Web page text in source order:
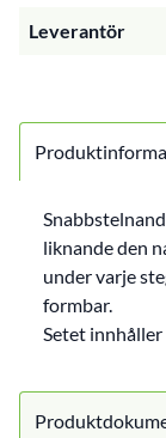
Leverantör
liknande den
under varje
formbar.
Setet